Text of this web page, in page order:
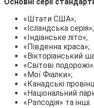
Основні серії
«Штати США»;
«Ісландська серія»;
«Індіанське літо»;
«Південна краса»;
«Вікторіанський
«Світові
«Мої Фіалки»;
«Канадські
«Національний
«Рапсодія» та інші.